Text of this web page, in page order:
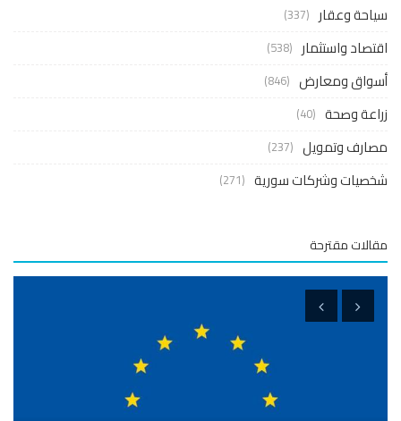
سياحة وعقار (337)
اقتصاد واستثمار (538)
أسواق ومعارض (846)
زراعة وصحة (40)
مصارف وتمويل (237)
شخصيات وشركات سورية (271)
مقالات مقترحة